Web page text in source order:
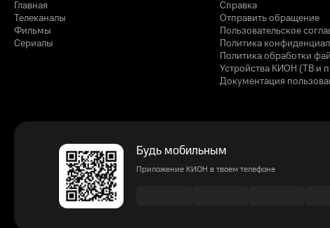
Главная
Телеканалы
Фильмы
Сериалы
Справка
Отправить обращение
Пользовательское
Политика
Политика обработки
Устройства КИОН (ТВ и
Документация
Будь мобильным
Приложение КИОН в твоем телефоне